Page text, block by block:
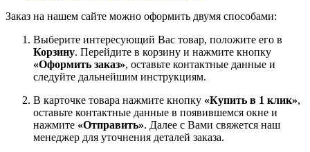
Заказ на нашем сайте можно оформить двумя способами:
Выберите интересующий Вас товар, положите его в
Корзину. Перейдите в корзину и нажмите кнопку
«Оформить заказ», оставьте контактные данные и
следуйте дальнейшим инструкциям.
В карточке товара нажмите кнопку «Купить в 1 клик»,
оставьте контактные данные в появившемся окне и
нажмите «Отправить». Далее с Вами свяжется наш
менеджер для уточнения деталей заказа.